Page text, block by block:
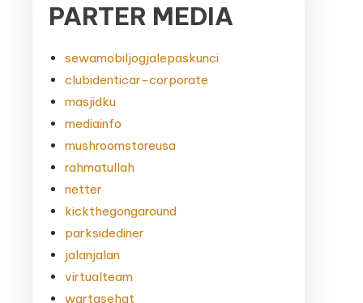
PARTER MEDIA
sewamobiljogjalepaskunci
clubidenticar-corporate
masjidku
mediainfo
mushroomstoreusa
rahmatullah
netter
kickthegongaround
parksidediner
jalanjalan
virtualteam
wartasehat